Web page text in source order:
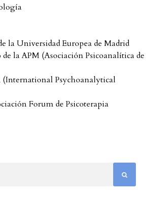
la Universidad Europea de Madrid
la APM (Asociación Psicoanalítica de
(International Psychoanalytical
Forum de Psicoterapia